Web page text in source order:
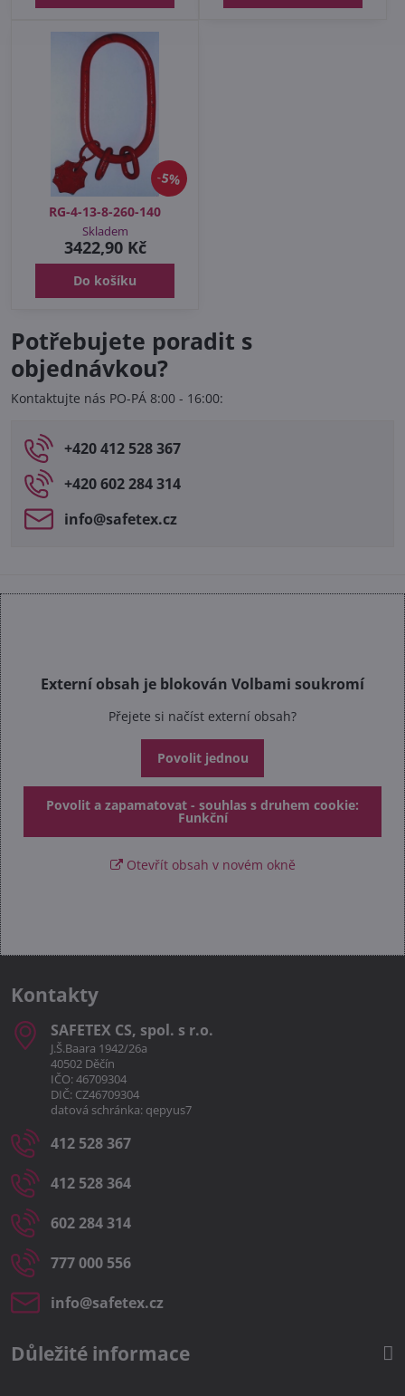
5%
RG-4-13-8-260-140
Skladem
3422,90 Kč
Do košíku
Potřebujete poradit s
objednávkou?
Kontaktujte nás PO-PÁ 8:00 - 16:00:
+420 412 528 367
+420 602 284 314
info​@safetex​.cz
Externí obsah je blokován Volbami soukromí
Přejete si načíst externí obsah?
Povolit jednou
Povolit a zapamatovat - souhlas s druhem cookie:
Funkční
Otevřít obsah v novém okně
Kontakty
SAFETEX CS, spol​. s r​.o​.
J.Š.Baara 1942/26a
40502 Děčín
IČO: 46709304
DIČ: CZ46709304
datová schránka: qepyus7
412 528 367
412 528 364
602 284 314
777 000 556
info​@safetex​.cz
Důležité informace